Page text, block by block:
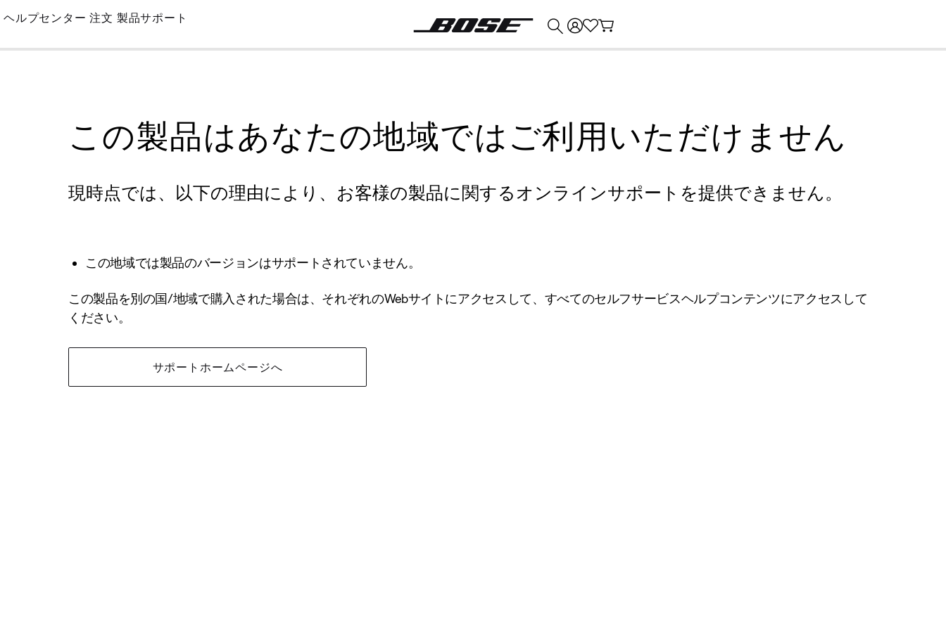
Skip
Main
ヘルプセンター 注文 製品サポート
この製品はあなたの地域ではご利用いただけません
現時点では、以下の理由により、お客様の製品に関するオンラインサポートを提供できません。
この地域では製品のバージョンはサポートされていません。
この製品を別の国/地域で購入された場合は、それぞれのWebサイトにアクセスして、すべてのセルフサービスヘルプコンテンツにアクセスして
ください。
サポートホームページへ